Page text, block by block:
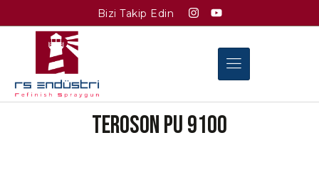
Bizi Takip Edin
TEROSON PU 9100